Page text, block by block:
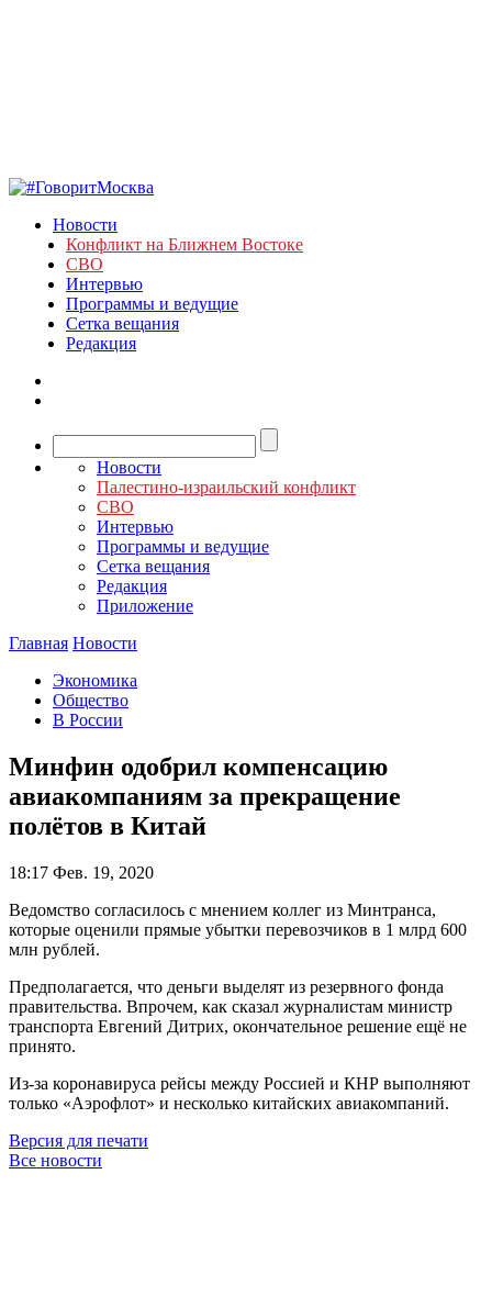
Новости
Конфликт на Ближнем Востоке
СВО
Интервью
Программы и ведущие
Сетка вещания
Редакция
Новости
Палестино-израильский конфликт
СВО
Интервью
Программы и ведущие
Сетка вещания
Редакция
Приложение
Главная Новости
Экономика
Общество
В России
Минфин одобрил компенсацию
авиакомпаниям за прекращение
полётов в Китай
18:17 Фев. 19, 2020
Ведомство согласилось с мнением коллег из Минтранса,
которые оценили прямые убытки перевозчиков в 1 млрд 600
млн рублей.
Предполагается, что деньги выделят из резервного фонда
правительства. Впрочем, как сказал журналистам министр
транспорта Евгений Дитрих, окончательное решение ещё не
принято.
Из-за коронавируса рейсы между Россией и КНР выполняют
только «Аэрофлот» и несколько китайских авиакомпаний.
Версия для печати
Все новости